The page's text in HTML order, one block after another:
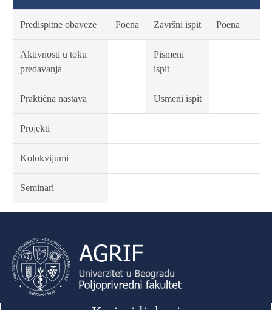
Predispitne obaveze Poena Završni ispit Poena
Aktivnosti u toku
predavanja
Pismeni
ispit
Praktična nastava Usmeni ispit
Projekti
Kolokvijumi
Seminari